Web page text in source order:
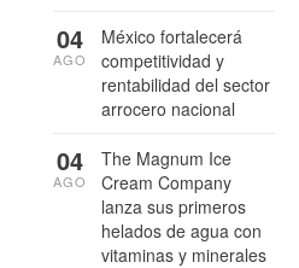
México fortalecerá
competitividad y
rentabilidad del sector
arrocero nacional
04
AGO
The Magnum Ice
Cream Company
lanza sus primeros
helados de agua con
vitaminas y minerales
04
AGO